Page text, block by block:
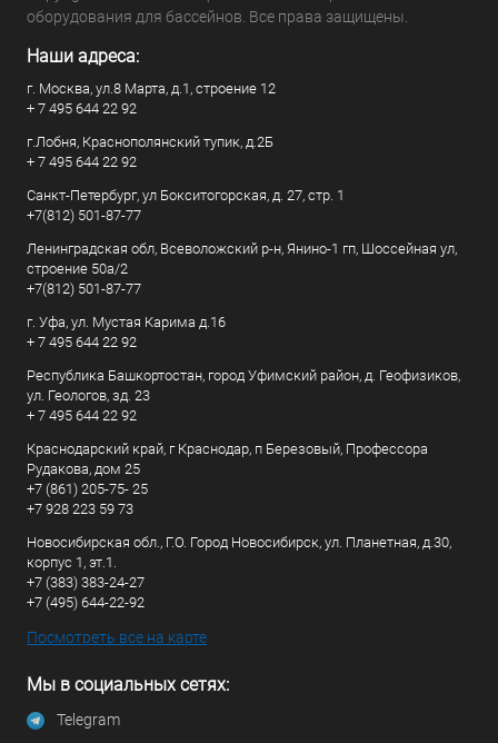
оборудования для бассейнов. Все права защищены.
Наши адреса:
г. Москва, ул.8 Марта, д.1, строение 12
+ 7 495 644 22 92
г.Лобня, Краснополянский тупик, д.2Б
+ 7 495 644 22 92
Санкт-Петербург, ул Бокситогорская, д. 27, стр. 1
+7(812) 501-87-77
Ленинградская обл, Всеволожский р-н, Янино-1 гп, Шоссейная ул,
строение 50а/2
+7(812) 501-87-77
г. Уфа, ул. Мустая Карима д.16
+ 7 495 644 22 92
Республика Башкортостан, город Уфимский район, д. Геофизиков,
ул. Геологов, зд. 23
+ 7 495 644 22 92
Краснодарский край, г Краснодар, п Березовый, Профессора
Рудакова, дом 25
+7 (861) 205-75- 25
+7 928 223 59 73
Новосибирская обл., Г.О. Город Новосибирск, ул. Планетная, д.30,
корпус 1, эт.1.
+7 (383) 383-24-27
+7 (495) 644-22-92
Посмотреть все на карте
Мы в социальных сетях:
Telegram